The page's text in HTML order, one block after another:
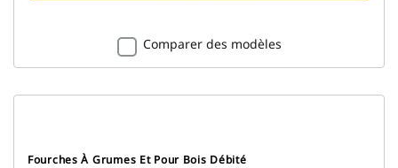
Comparer des modèles
Fourches À Grumes Et Pour Bois Débité